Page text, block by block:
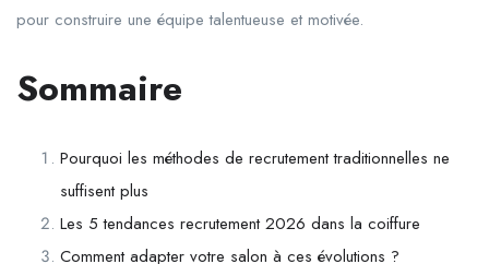
pour construire une équipe talentueuse et motivée.
Sommaire
Pourquoi les méthodes de recrutement traditionnelles ne
suffisent plus
Les 5 tendances recrutement 2026 dans la coiffure
Comment adapter votre salon à ces évolutions ?